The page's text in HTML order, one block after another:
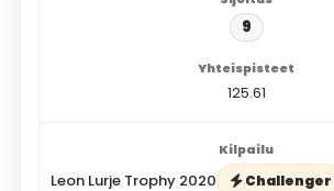
9
125.61
Leon Lurje Trophy 2020 Challenger